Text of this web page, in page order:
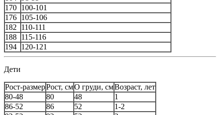
170 100-101
176 105-106
182
110-111
188 115-116
194 120-121
Дети
Рост-размерРост, смО груди, смВозраст, лет
80-48
80 48
1
86-52
86 52
1-2